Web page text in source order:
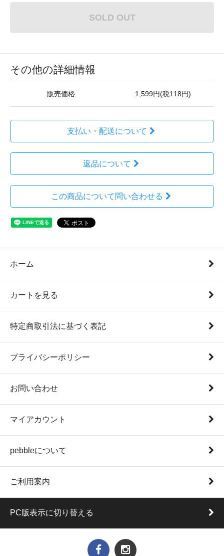
SOLD OUT
その他の詳細情報
販売価格 1,599円(税118円)
支払い・配送について
返品について
この商品について問い合わせる
ホーム
カートを見る
特定商取引法に基づく表記
プライバシーポリシー
お問い合わせ
マイアカウント
pebbleについて
ご利用案内
PC版表示に切り替える